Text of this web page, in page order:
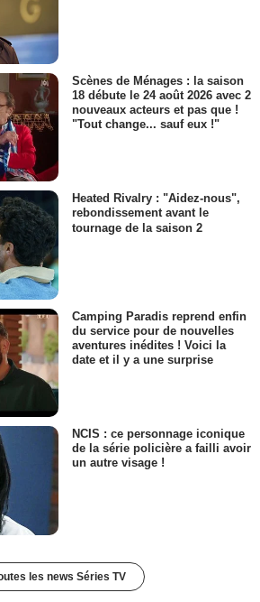
Scènes de Ménages : la saison
18 débute le 24 août 2026 avec 2
nouveaux acteurs et pas que !
"Tout change... sauf eux !"
Heated Rivalry : "Aidez-nous",
rebondissement avant le
tournage de la saison 2
Camping Paradis reprend enfin
du service pour de nouvelles
aventures inédites ! Voici la
date et il y a une surprise
NCIS : ce personnage iconique
de la série policière a failli avoir
un autre visage !
les news Séries TV